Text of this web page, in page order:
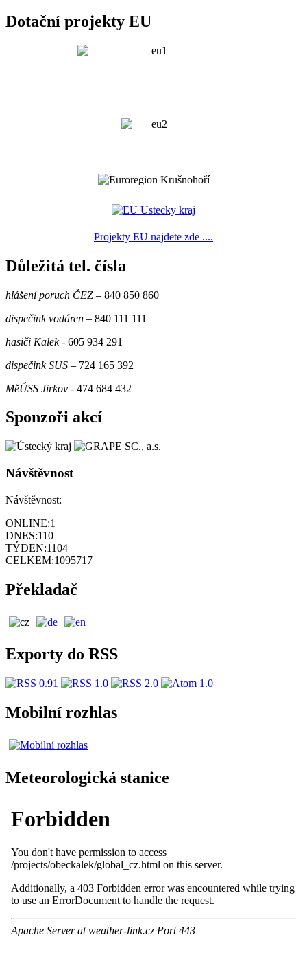
Dotační projekty EU
Projekty EU najdete zde ....
Důležitá tel. čísla
hlášení poruch ČEZ – 840 850 860
dispečink vodáren – 840 111 111
hasiči Kalek- 605 934 291
dispečink SUS – 724 165 392
MěÚSS Jirkov - 474 684 432
Sponzoři akcí
Návštěvnost
Návštěvnost:
ONLINE:1
DNES:110
TÝDEN:1104
CELKEM:1095717
Překladač
Exporty do RSS
Mobilní rozhlas
Meteorologická stanice